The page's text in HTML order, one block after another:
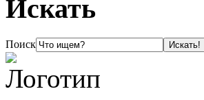
Искать
Поиск